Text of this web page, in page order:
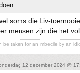
soms die Liv-
mensen zijn die het
be taken for an imbecile by an
12 december 2024 @